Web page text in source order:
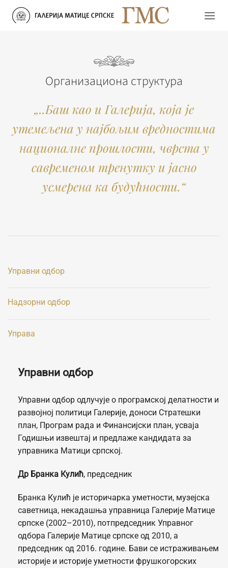
Прескочи
Организациона структура
„..Баш као и Галерија, која је
утемељена у најбољим вредностима
националне прошлости, чврста у
савременом тренутку и јасно
усмерена ка будућности.“
Управни одбор
Надзорни одбор
Управа
Управни одбор
Управни одбор одлучује о програмској делатности и
развојној политици Галерије, доноси Стратешки
план, Програм рада и Финансијски план, усваја
Годишњи извештај и предлаже кандидата за
управника Матици српској.
Др Бранка Кулић, председник
Бранка Кулић је историчарка уметности, музејска
саветница, некадашња управница Галерије Матице
српске (2002–2010), потпредседник Управног
одбора Галерије Матице српске од 2010, а
председник од 2016. године. Бави се истраживањем
историје и историје уметности фрушкогорских